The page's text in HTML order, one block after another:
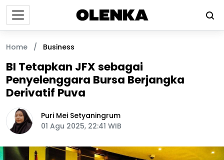
Home / Business
BI Tetapkan JFX sebagai
Penyelenggara Bursa Berjangka
Derivatif Puva
Puri Mei Setyaningrum
01 Agu 2025, 22:41 WIB